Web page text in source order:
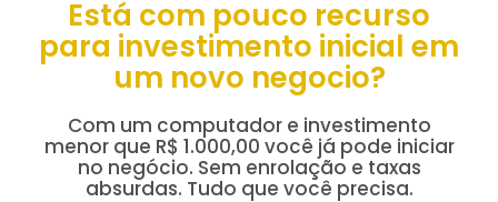
Está com pouco recurso
para investimento inicial em
um novo negocio?
Com um computador e investimento
menor que R$ 1.000,00 você já pode iniciar
no negócio. Sem enrolação e taxas
absurdas. Tudo que você precisa.